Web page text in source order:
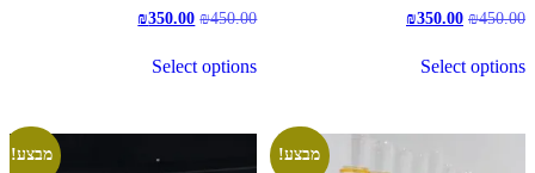
₪450.00
המחיר
₪450.00.
₪350.00 המחיר
Select options
₪450.00
המחיר
₪450.00.
₪350.00 המחיר
Select options
מבצע! מבצע!